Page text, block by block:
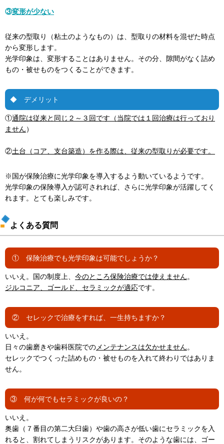
③変形が少ない
従来の型取り（粘土のようなもの）は、型取りの材料を混ぜた時点
から変形します。
光学印象は、変形することはありません。その分、隙間がなく詰め
もの・被せものをつくることができます。
◆ デメリット
①通院は従来と同じ２～３回です（当院では１回治療は行っており
ません）
②土台（コア、支台築造）を作る際は、従来の型取りが必要です。
※国が保険治療に光学印象を導入するよう動いているようです。
光学印象の保険導入が認可されれば、さらに光学印象が活躍してく
れます。とても楽しみです。
よくある質問
① 保険治療でも光学印象は可能でしょうか？
いいえ。国の制度上、 今のところ保険治療では使えません。
ジルコニア、ゴールド、セラミックが適応です。
② セレックで治療をすれば、一生持ちますか？
いいえ。
日々の歯磨きや歯科医院での メンテナンスは欠かせません。
セレックでつくった詰めもの・被せものを入れて終わりではありま
せん。
③ 何が何でもセラミックが良いの？
いいえ。
奥歯（７番目の第二大臼歯）や歯の高さが低い歯にセラミックを入
れると、割れてしまうリスクがあります。そのような歯には、ゴー